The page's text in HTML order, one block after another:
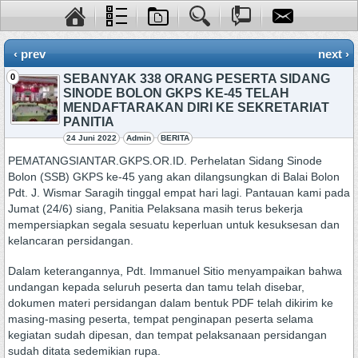
‹ prev next ›
0
SEBANYAK 338 ORANG PESERTA SIDANG
SINODE BOLON GKPS KE-45 TELAH
MENDAFTARAKAN DIRI KE SEKRETARIAT
PANITIA
24 Juni 2022 Admin BERITA
PEMATANGSIANTAR.GKPS.OR.ID. Perhelatan Sidang Sinode
Bolon (SSB) GKPS ke-45 yang akan dilangsungkan di Balai Bolon
Pdt. J. Wismar Saragih tinggal empat hari lagi. Pantauan kami pada
Jumat (24/6) siang, Panitia Pelaksana masih terus bekerja
mempersiapkan segala sesuatu keperluan untuk kesuksesan dan
kelancaran persidangan.
Dalam keterangannya, Pdt. Immanuel Sitio menyampaikan bahwa
undangan kepada seluruh peserta dan tamu telah disebar,
dokumen materi persidangan dalam bentuk PDF telah dikirim ke
masing-masing peserta, tempat penginapan peserta selama
kegiatan sudah dipesan, dan tempat pelaksanaan persidangan
sudah ditata sedemikian rupa.